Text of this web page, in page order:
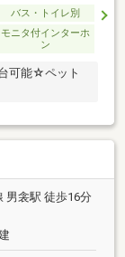
バス・トイレ別
モニタ付インターホ
ン
可能☆ペット
男衾駅 徒歩16分